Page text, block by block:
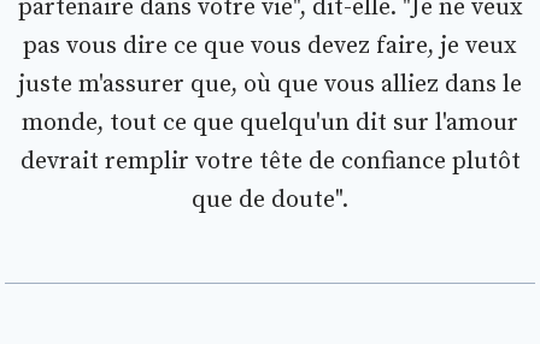
partenaire dans votre vie", dit-elle. "Je ne veux
pas vous dire ce que vous devez faire, je veux
juste m'assurer que, où que vous alliez dans le
monde, tout ce que quelqu'un dit sur l'amour
devrait remplir votre tête de confiance plutôt
que de doute".